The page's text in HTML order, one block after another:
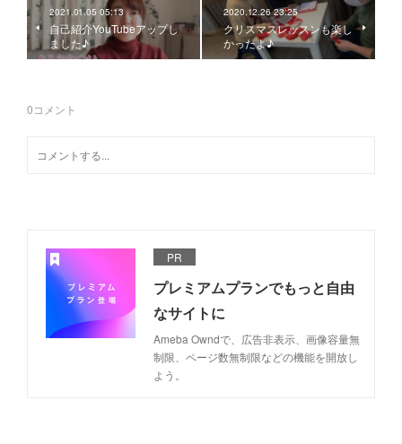
2021.01.05 05:13
自己紹介YouTubeアップし
ました♪
2020.12.26 23:25
クリスマスレッスンも楽し
かったよ♪
0コメント
PR
プレミアムプランでもっと自由
なサイトに
Ameba Owndで、広告非表示、画像容量無
制限、ページ数無制限などの機能を開放し
よう。